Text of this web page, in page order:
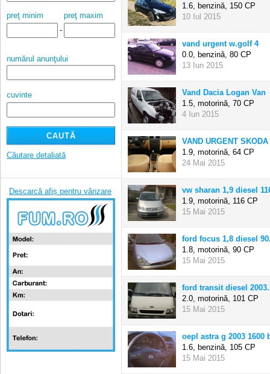
preţ minim
preţ maxim
-
numărul anunţului
cuvinte
Căutare detaliată
Descarcă afiș pentru vânzare
1.6, benzină, 150 CP
10 Iul 2015
vand urgent w.golf 4
0.0, benzină, 80 CP
13 Iun 2015
Vand Dacia Logan Van
1.5, motorină, 70 CP
4 Iun 2015
VAND URGENT
1.9, motorină, 64 CP
24 Mai 2015
vw sharan 1,9 diesel
1.9, motorină, 116 CP
15 Mai 2015
ford focus 1,8 diesel
1.8, motorină, 90 CP
15 Mai 2015
ford transit diesel
2.0, motorină, 101 CP
15 Mai 2015
oepl astra g 2003 1600
1.6, benzină, 105 CP
15 Mai 2015